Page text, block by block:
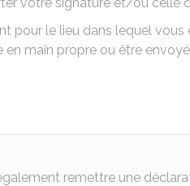
pour le lieu dans lequel vous
en main propre ou être
remettre une